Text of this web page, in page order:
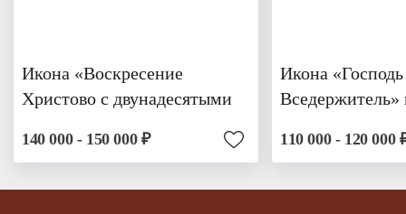
Икона «Воскресение
Христово с двунадесятыми
140 000 - 150 000 ₽
Икона «Господь
Вседержитель»
110 000 - 120 000